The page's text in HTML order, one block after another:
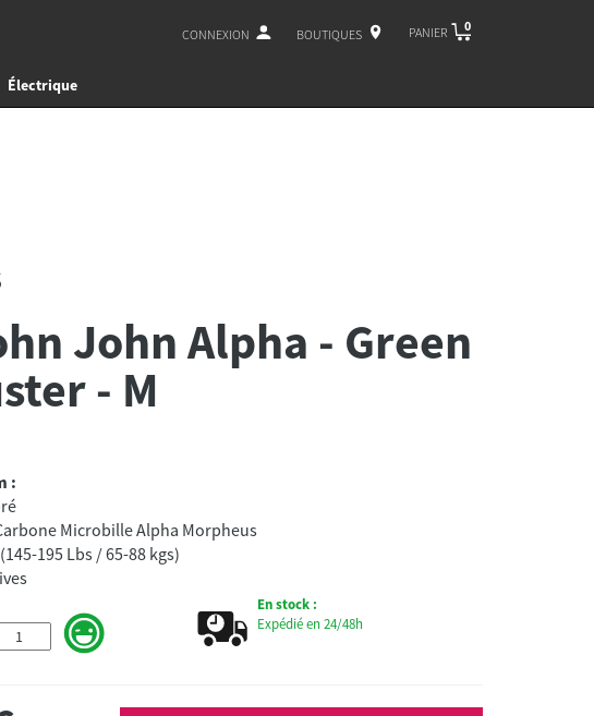
CONNEXION BOUTIQUES PANIER 0
Électrique
John Alpha - Green
- M
:
Microbille Alpha Morpheus
195 Lbs / 65-88 kgs)
En stock :
Expédié en 24/48h